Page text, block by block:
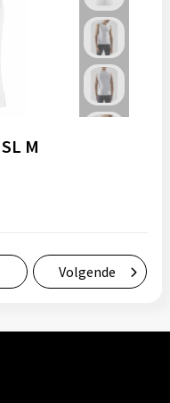
M
Volgende